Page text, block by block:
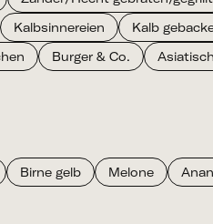
Kalbsinnereien Kalb
Burger & Co.
Birne gelb Melone